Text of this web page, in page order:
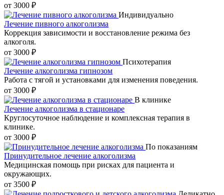
от 3000 ₽
Индивидуально
Лечение пивного алкоголизма
Коррекция зависимости и восстановление режима без
алкоголя.
от 3000 ₽
Психотерапия
Лечение алкоголизма гипнозом
Работа с тягой и установками для изменения поведения.
от 3000 ₽
В клинике
Лечение алкоголизма в стационаре
Круглосуточное наблюдение и комплексная терапия в
клинике.
от 3000 ₽
По показаниям
Принудительное лечение алкоголизма
Медицинская помощь при рисках для пациента и
окружающих.
от 3500 ₽